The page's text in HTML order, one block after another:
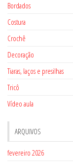
Bordados
Costura
Crochê
Decoração
Tiaras, laços e presilhas
Tricô
Vídeo aula
ARQUIVOS
fevereiro 2026